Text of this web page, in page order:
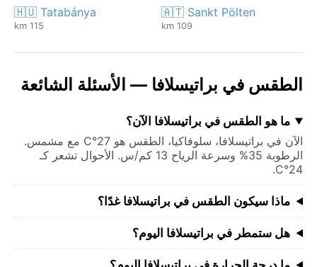
🇦🇹 Sankt Pölten
109 km
🇭🇺 Tatabánya
115 km
الطقس في براتيسلافا — الأسئلة الشائعة
ما هو الطقس في براتيسلافا الآن؟
الآن في براتيسلافا، سلوفاكيا، الطقس هو 27°C مع مشمس.
الرطوبة 35% وسرعة الرياح 13 كم/س. الأحوال تشعر كـ
24°C.
ماذا سيكون الطقس في براتيسلافا غدًا؟
هل ستمطر في براتيسلافا اليوم؟